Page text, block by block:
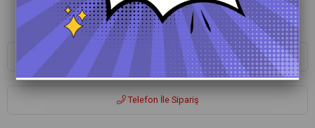
Whatsapp ile Sipariş
Telefon İle Sipariş